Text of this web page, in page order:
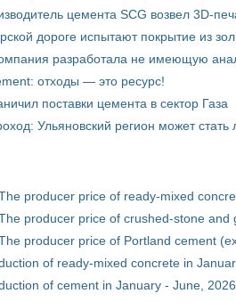
цемента SCG возвел 3D-
дороге испытают покрытие из
разработала не имеющую
отходы — это ресурс!
поставки цемента в сектор Газа
Ульяновский регион может
producer price of ready-mixed
producer price of crushed-stone and
producer price of Portland cement
of ready-mixed concrete in
of cement in January - June, 2026